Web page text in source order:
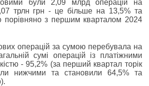
були 2,09 млрд операцій на
трлн грн - це більше на 13,5% та
порівняно з першим кварталом 2024
операцій за сумою перебувала на
сумі операцій із платіжними
- 95,2% (за перший квартал торік
нижчими та становили 64,5% та